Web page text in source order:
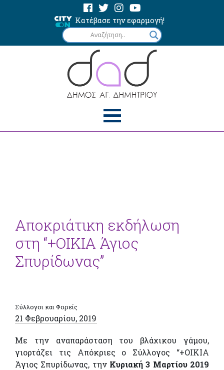
Κατέβασε την εφαρμογή!
Αποκριάτικη εκδήλωση
στη “+ΟΙΚΙΑ Άγιος
Σπυρίδωνας”
Σύλλογοι και Φορείς
21 Φεβρουαρίου, 2019
Με την αναπαράσταση του βλάχικου γάμου,
γιορτάζει τις Απόκριες ο Σύλλογος “+ΟΙΚΙΑ
Άγιος Σπυρίδωνας, την Κυριακή 3 Μαρτίου 2019